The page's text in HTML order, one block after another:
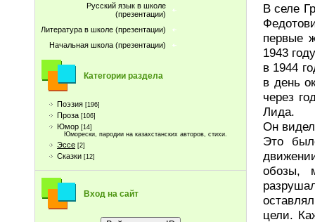
Русский язык в школе
(презентации)
Литература в школе (презентации)
Начальная школа (презентации)
Категории раздела
Поэзия [196]
Проза [106]
Юмор [14]
Юморески, пародии на казахстанских авторов, стихи.
Эссе [2]
Сказки [12]
Вход на сайт
В селе
первые
1943
в 1944
в день
через
Лида.
Он
Это
обозы,
цели.